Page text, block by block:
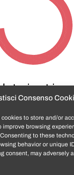
Consenso
to store and/or
improve browsing
to these
behavior or unique
consent, may adversely
tra i nostri
secondo…
è lo shop
APPLE,
XIAOMI e